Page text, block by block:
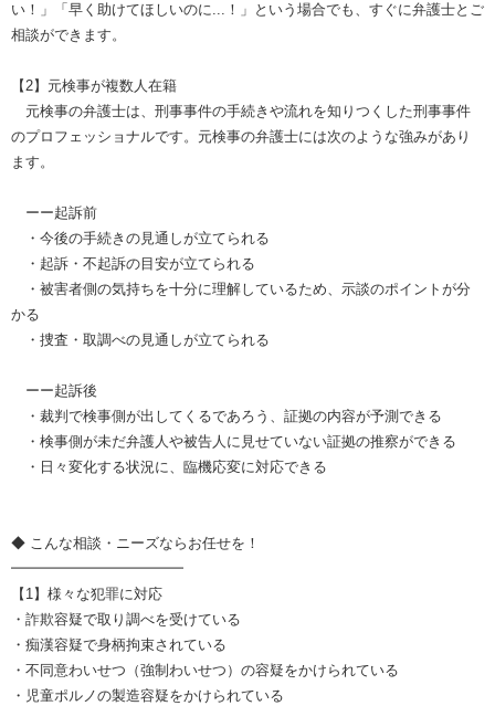
い！」「早く助けてほしいのに...！」という場合でも、すぐに弁護士とご
相談ができます。
【2】元検事が複数人在籍
元検事の弁護士は、刑事事件の手続きや流れを知りつくした刑事事件
のプロフェッショナルです。元検事の弁護士には次のような強みがあり
ます。
ーー起訴前
・今後の手続きの見通しが立てられる
・起訴・不起訴の目安が立てられる
・被害者側の気持ちを十分に理解しているため、示談のポイントが分
かる
・捜査・取調べの見通しが立てられる
ーー起訴後
・裁判で検事側が出してくるであろう、証拠の内容が予測できる
・検事側が未だ弁護人や被告人に見せていない証拠の推察ができる
・日々変化する状況に、臨機応変に対応できる
◆ こんな相談・ニーズならお任せを！
━━━━━━━━━━━━
【1】様々な犯罪に対応
・詐欺容疑で取り調べを受けている
・痴漢容疑で身柄拘束されている
・不同意わいせつ（強制わいせつ）の容疑をかけられている
・児童ポルノの製造容疑をかけられている